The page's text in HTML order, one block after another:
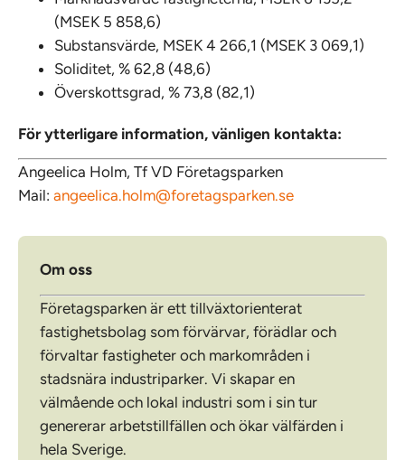
(MSEK 5 858,6)
Substansvärde, MSEK 4 266,1 (MSEK 3 069,1)
Soliditet, % 62,8 (48,6)
Överskottsgrad, % 73,8 (82,1)
För ytterligare information, vänligen kontakta:
Angeelica Holm, Tf VD Företagsparken
Mail: angeelica.holm@foretagsparken.se
Om oss
Företagsparken är ett tillväxtorienterat
fastighetsbolag som förvärvar, förädlar och
förvaltar fastigheter och markområden i
stadsnära industriparker. Vi skapar en
välmående och lokal industri som i sin tur
genererar arbetstillfällen och ökar välfärden i
hela Sverige.